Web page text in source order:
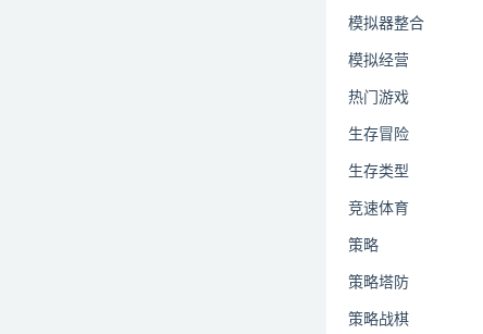
模拟器整合
模拟经营
热门游戏
生存冒险
生存类型
竞速体育
策略
策略塔防
策略战棋